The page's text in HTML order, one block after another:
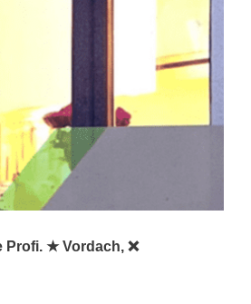
★ Vordach, ❌